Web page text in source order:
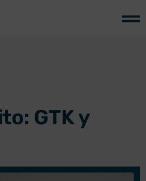
GTK y